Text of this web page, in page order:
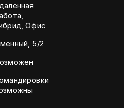
Офис
5/2